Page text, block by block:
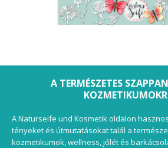
A TERMÉSZETES
A Naturseife und Kosmetik oldalon
tényeket és útmutatásokat talál a
kozmetikumok, wellness, jólét és